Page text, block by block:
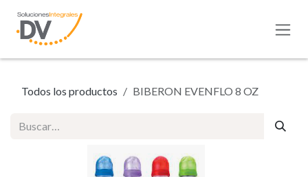
Todos los productos BIBERON EVENFLO 8 OZ